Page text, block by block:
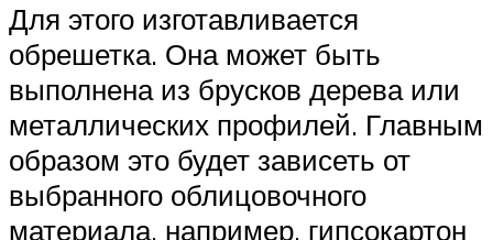
Для этого изготавливается
обрешетка. Она может быть
выполнена из брусков дерева или
металлических профилей. Главным
образом это будет зависеть от
выбранного облицовочного
материала, например, гипсокартон